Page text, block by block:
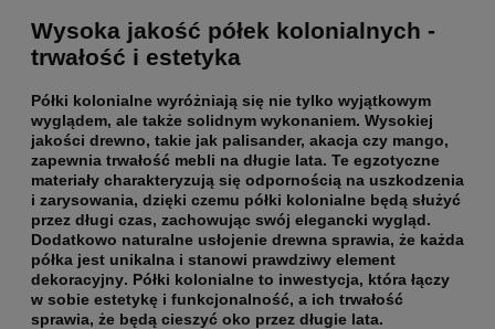
Wysoka jakość półek kolonialnych -
trwałość i estetyka
Półki kolonialne wyróżniają się nie tylko wyjątkowym
wyglądem, ale także solidnym wykonaniem. Wysokiej
jakości drewno, takie jak palisander, akacja czy mango,
zapewnia trwałość mebli na długie lata. Te egzotyczne
materiały charakteryzują się odpornością na uszkodzenia
i zarysowania, dzięki czemu półki kolonialne będą służyć
przez długi czas, zachowując swój elegancki wygląd.
Dodatkowo naturalne usłojenie drewna sprawia, że każda
półka jest unikalna i stanowi prawdziwy element
dekoracyjny. Półki kolonialne to inwestycja, która łączy
w sobie estetykę i funkcjonalność, a ich trwałość
sprawia, że będą cieszyć oko przez długie lata.